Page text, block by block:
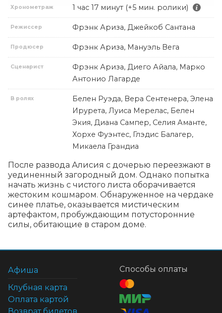
Хронометраж 1 час 17 минут (+5 мин. ролики)
Режиссер Фрэнк Ариза, Джейкоб Сантана
Продюсер Фрэнк Ариза, Мануэль Вега
Сценарист
Фрэнк Ариза, Диего Айала, Марко
Антонио Лагарде
В ролях
Белен Руэда, Вера Сентенера, Элена
Ирурета, Луиса Мерелас, Белен
Экия, Диана Сампер, Селия Аманте,
Хорхе Фуэнтес, Глэдис Балагер,
Микаела Грандиа
После развода Алисия с дочерью переезжают в
уединенный загородный дом. Однако попытка
начать жизнь с чистого листа оборачивается
жестоким кошмаром. Обнаруженное на чердаке
синее платье, оказывается мистическим
артефактом, пробуждающим потусторонние
силы, обитающие в старом доме.
Афиша
Клубная карта
Оплата картой
Способы оплаты